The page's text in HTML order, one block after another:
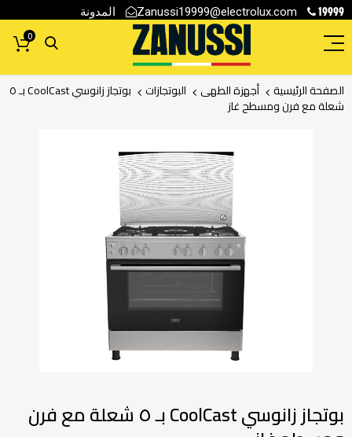
19999
Zanussi19999@electrolux.com المدونة
0
الصفحة الرئيسية أجهزة الطهى البوتجازات بوتجاز زانوسي CoolCast بـ ٥
شعلة مع فرن ومسطح غاز
بداية
معرض بوتجاز زانوسي CoolCast بـ ٥ شعلة مع فرن